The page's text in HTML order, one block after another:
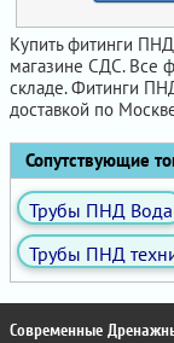
Купить фитинги
магазине СДС. Все
складе. Фитинги
доставкой по
Сопутствующие
Трубы ПНД Вода
Трубы ПНД
Современные